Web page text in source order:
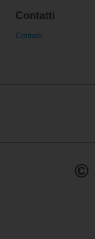
Contatti
Contatti
©